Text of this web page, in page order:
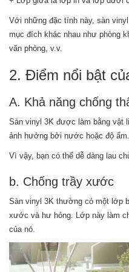
Với những đặc tính này, sàn
mục đích khác nhau như phòng
văn phòng, v.v.
2. Điểm nổi bật
A. Khả năng chống
Sàn vinyl 3K được làm bằng vật
ảnh hưởng bởi nước hoặc độ ẩm.
Vì vậy, bạn có thể dễ dàng lau
b. Chống trầy xước
Sàn vinyl 3K thường có một lớp
xước và hư hỏng. Lớp này làm
của nó.